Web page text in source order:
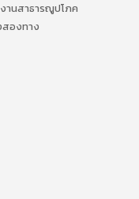
านสาธารณูปโภค
สองทาง